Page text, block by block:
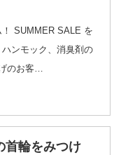
SUMMER SALE を
ンモック、消臭剤の
のお客…
首輪をみつけ